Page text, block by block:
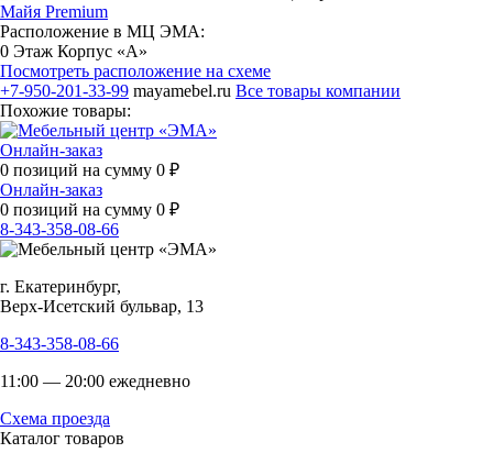
Майя Premium
Расположение в МЦ ЭМА:
0 Этаж Корпус «А»
Посмотреть расположение на схеме
+7-950-201-33-99 mayamebel.ru Все товары компании
Похожие товары:
Онлайн-заказ
0 позиций на сумму 0 ₽
Онлайн-заказ
0 позиций на сумму 0 ₽
8-343-358-08-66
г. Екатеринбург,
Верх-Исетский бульвар, 13
8-343-358-08-66
11:00 — 20:00 ежедневно
Схема проезда
Каталог товаров